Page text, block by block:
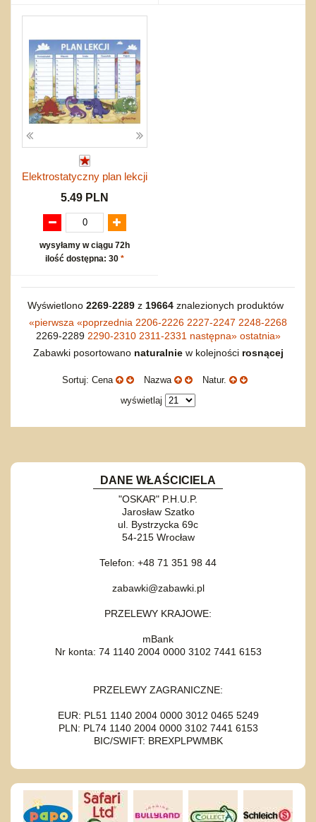
Elektrostatyczny plan lekcji
5.49 PLN
wysyłamy w ciągu 72h
ilość dostępna: 30 *
Wyświetlono 2269-2289z 19664znalezionych produktów
«pierwsza «poprzednia 2206-2226 2227-2247 2248-2268
2269-2289 2290-2310 2311-2331 następna» ostatnia»
Zabawki posortowano naturalniew kolejności rosnącej
Sortuj: Cena Nazwa
Natur.
wyświetlaj
DANE WŁAŚCICIELA
"OSKAR" P.H.U.P.
Jarosław Szatko
ul. Bystrzycka 69c
54-215 Wrocław
Telefon: +48 71 351 98 44
zabawki@zabawki.pl
PRZELEWY KRAJOWE:
mBank
Nr konta: 74 1140 2004 0000 3102 7441 6153
PRZELEWY ZAGRANICZNE:
EUR: PL51 1140 2004 0000 3012 0465 5249
PLN: PL74 1140 2004 0000 3102 7441 6153
BIC/SWIFT: BREXPLPWMBK